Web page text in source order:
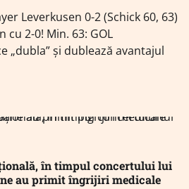
Leverkusen 0-2 (Schick 60, 63)
cu 2-0! Min. 63: GOL
„dubla” și dublează avantajul
în timpul concertului lui
au primit îngrijiri medicale